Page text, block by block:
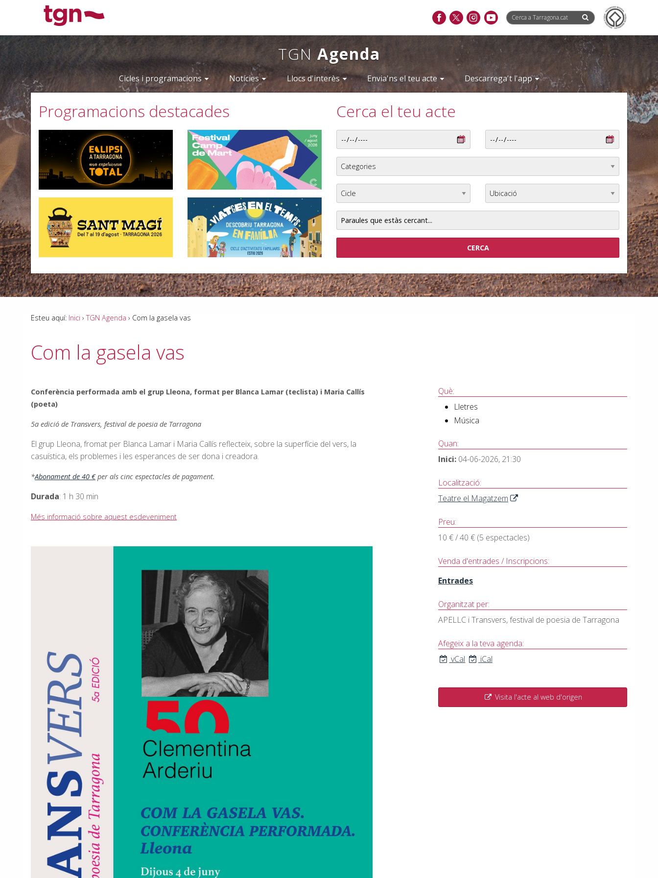
TGNAgenda
Cicles i programacions Notícies Llocs d'interès Envia'ns el teu acte Descarrega't l'app
Programacions destacades Cerca el teu acte
que
cercant...
Esteu aquí: Inici › TGN Agenda › Com la gasela vas
Com la gasela vas
Conferència performada amb el grup Lleona, format per Blanca Lamar (teclista) i Maria Callís
(poeta)
5a edició de Transvers, festival de poesia de Tarragona
El grup Lleona, fromat per Blanca Lamar i Maria Callís reflecteix, sobre la superfície del vers, la
casuística, els problemes i les esperances de ser dona i creadora.
*Abonament de 40 €per als cinc espectacles de pagament.
Durada: 1 h 30 min
Més informació sobre aquest esdeveniment
Què:
Lletres
Música
Quan:
Inici: 04-06-2026, 21:30
Localització:
Teatre el Magatzem
Preu:
10 € / 40 € (5 espectacles)
Venda d'entrades / Inscripcions:
Entrades
Organitzat per:
APELLC i Transvers, festival de poesia de Tarragona
Afegeix a la teva agenda:
vCal
iCal
Visita l'acte al web d'origen